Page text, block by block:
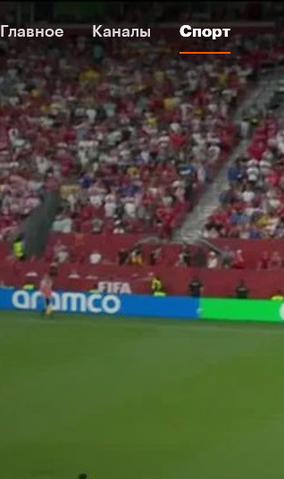
Главное Каналы Спорт
Главное Каналы Спорт